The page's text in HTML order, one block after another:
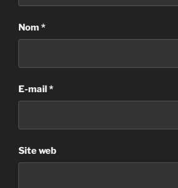
Nom*
E-mail*
Site web